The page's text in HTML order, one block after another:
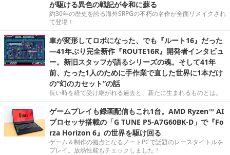
が駆ける異色の戦記が令和に蘇る
約30年の歴史を誇る海外SRPGの不朽の名作が全面リメイクされ
て登場！
車が変形してロボになった、でも『ルート16』だった
―41年ぶり完全新作『ROUTE16R』開発者インタビュ
ー。新旧スタッフが語るシリーズの魂。そして41年
前、たった1人のために手作業で直した世界に1本だけ
の“幻のカセット”の話
長い時を経て受け継がれる過去と、新たに生まれるものとは。
ゲームプレイも録画配信もこれ1台。AMD Ryzen™ AI
プロセッサ搭載の「G TUNE P5-A7G60BK-D」で『Fo
rza Horizon 6』の世界を駆け回る
ゲーム＆制作の拠点となるノートPCで話題のレースタイトルを
プレイ。放熱性能もチェックしました！